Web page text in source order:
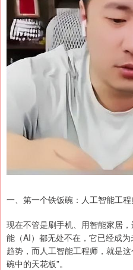
一、第一个铁饭碗：人工智能工
现在不管是刷手机、用智能家居
能（AI）都无处不在，它已经成
趋势，而人工智能工程师，就是
碗中的天花板”。